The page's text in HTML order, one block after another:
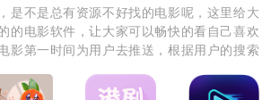
是不是总有资源不好找的电影呢，这里给大
的电影软件，让大家可以畅快的看自己喜欢
影第一时间为用户去推送，根据用户的搜索